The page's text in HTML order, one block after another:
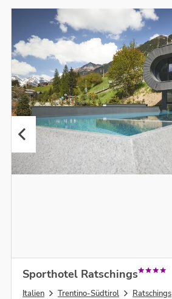
Sporthotel Ratschings
Italien Trentino-Südtirol Ratschings